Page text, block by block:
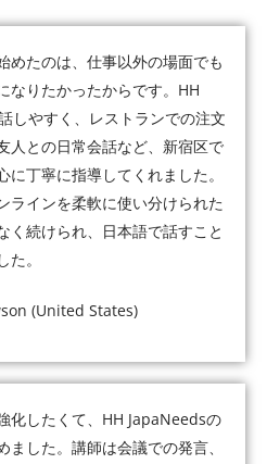
めたのは、仕事以外の場面でも
なりたかったからです。HH
しやすく、レストランでの注文
人との日常会話など、新宿区で
丁寧に指導してくれました。
ラインを柔軟に使い分けられた
く続けられ、日本語で話すこと
。
(United States)
化したくて、HH JapaNeedsの
した。講師は会議での発言、